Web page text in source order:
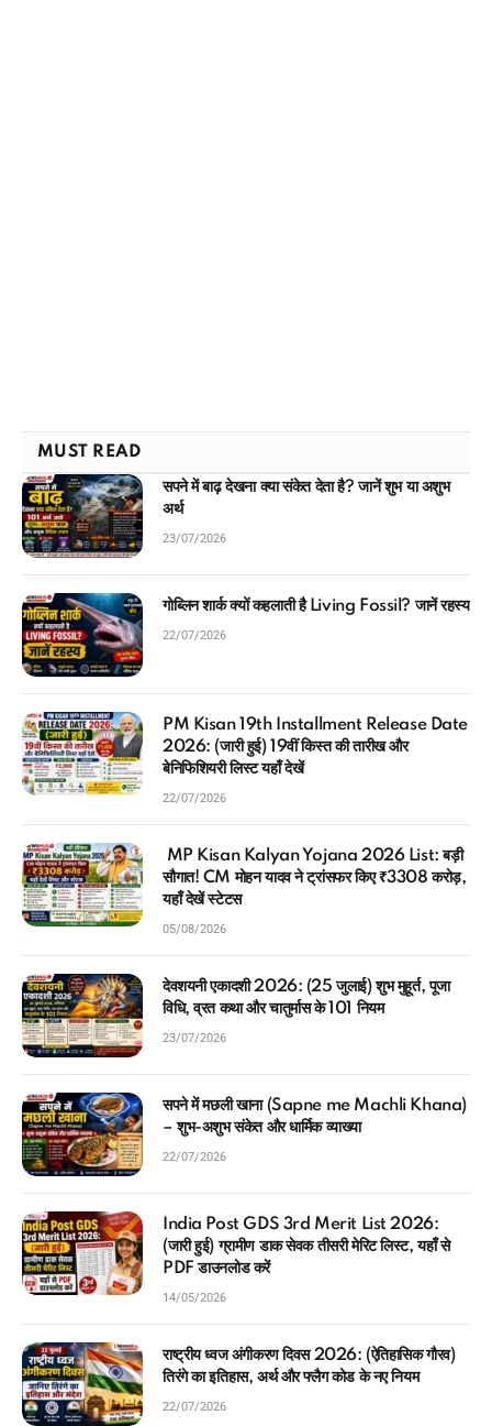
MUST READ
सपने में बाढ़ देखना क्या संकेत देता है? जानें शुभ या अशुभ
अर्थ
23/07/2026
गोब्लिन शार्क क्यों कहलाती है Living Fossil? जानें रहस्य
22/07/2026
PM Kisan 19th Installment Release Date
2026: (जारी हुई) 19वीं किस्त की तारीख और
बेनिफिशियरी लिस्ट यहाँ देखें
22/07/2026
MP Kisan Kalyan Yojana 2026 List: बड़ी
सौगात! CM मोहन यादव ने ट्रांसफर किए ₹3308 करोड़,
यहाँ देखें स्टेटस
05/08/2026
देवशयनी एकादशी 2026: (25 जुलाई) शुभ मुहूर्त, पूजा
विधि, व्रत कथा और चातुर्मास के 101 नियम
23/07/2026
सपने में मछली खाना (Sapne me Machli Khana)
– शुभ-अशुभ संकेत और धार्मिक व्याख्या
22/07/2026
India Post GDS 3rd Merit List 2026:
(जारी हुई) ग्रामीण डाक सेवक तीसरी मेरिट लिस्ट, यहाँ से
PDF डाउनलोड करें
14/05/2026
राष्ट्रीय ध्वज अंगीकरण दिवस 2026: (ऐतिहासिक गौरव)
तिरंगे का इतिहास, अर्थ और फ्लैग कोड के नए नियम
22/07/2026